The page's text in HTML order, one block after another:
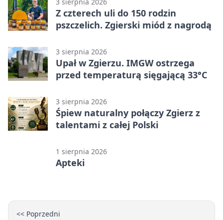
3 sierpnia 2026
Z czterech uli do 150 rodzin
pszczelich. Zgierski miód z nagrodą
3 sierpnia 2026
Upał w Zgierzu. IMGW ostrzega
przed temperaturą sięgającą 33°C
3 sierpnia 2026
Śpiew naturalny połączy Zgierz z
talentami z całej Polski
1 sierpnia 2026
Apteki
<< Poprzedni